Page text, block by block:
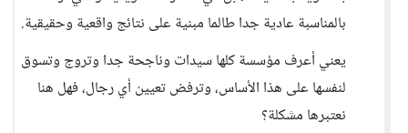
بالمناسبة عادية جدا طالما مبنية على نتائج واقعية وحقيقية.
يعني أعرف مؤسسة كلها سيدات وناجحة جدا وتروج وتسوق
لنفسها على هذا الأساس، وترفض تعيين أي رجال، فهل هنا
نعتبرها مشكلة؟